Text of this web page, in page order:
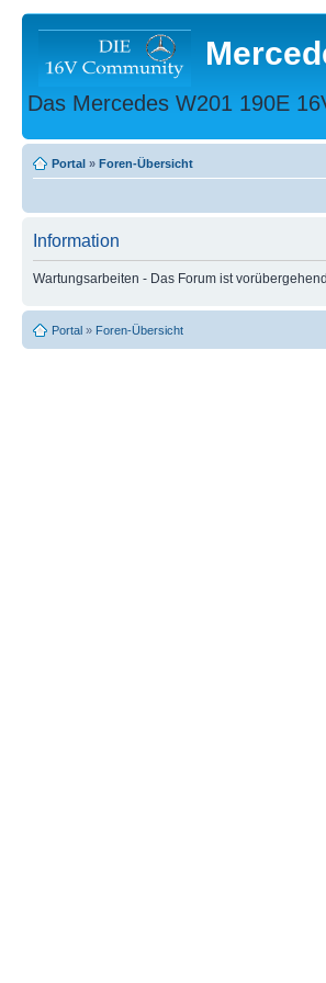
Das Mercedes W201 190E
Portal » Foren-Übersicht
Information
Wartungsarbeiten - Das Forum ist
Portal » Foren-Übersicht